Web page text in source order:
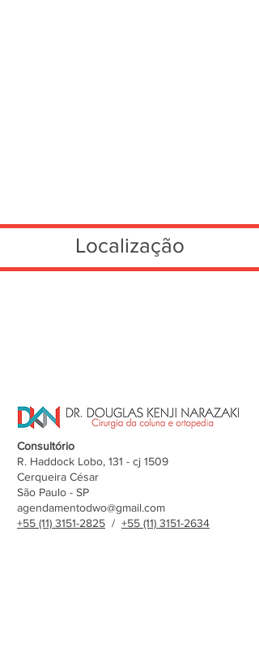
Localização
Consultório
R. Haddock Lobo, 131 - cj 1509
Cerqueira César
São Paulo - SP
agendamentodwo@gmail.com
+55 (11) 3151-2825 / +55 (11) 3151-2634